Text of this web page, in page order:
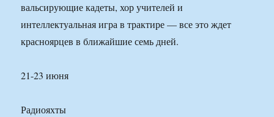
вальсирующие кадеты, хор учителей и
интеллектуальная игра в трактире — все это ждет
красноярцев в ближайшие семь дней.
21-23 июня
Радиояхты